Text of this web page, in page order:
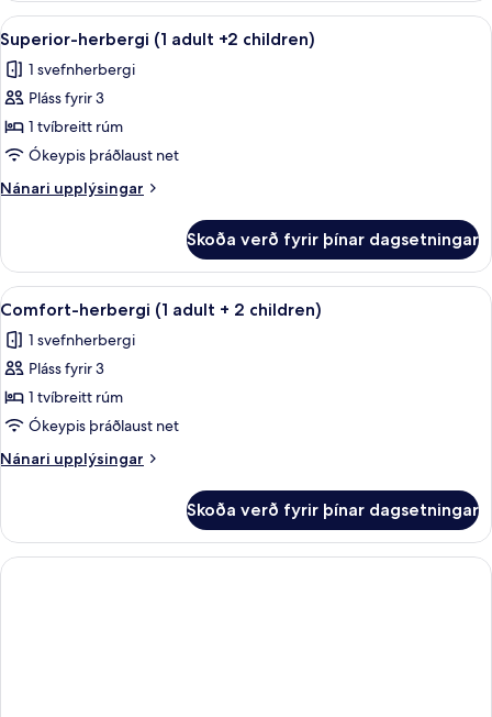
(1
adult
children)
Skoða
allar
myndir
fyrir
Superior-
herbergi
(1
adult
children)
Míníbar, öryggishólf í herbergi,
8
Superior-herbergi (1 adult +2 children)
1 svefnherbergi
Pláss fyrir 3
1 tvíbreitt rúm
Ókeypis þráðlaust net
Nánari upplýsingar
Nánari
herbergi
(1
adult
children)
Skoða verð fyrir þínar dagsetningar
Skoða
allar
myndir
fyrir
Comfort-
herbergi
(1
adult
2
children)
Míníbar, öryggishólf í herbergi,
4
Comfort-herbergi (1 adult + 2 children)
1 svefnherbergi
Pláss fyrir 3
1 tvíbreitt rúm
Ókeypis þráðlaust net
Nánari upplýsingar
Nánari
herbergi
(1
adult
Skoða verð fyrir þínar dagsetningar